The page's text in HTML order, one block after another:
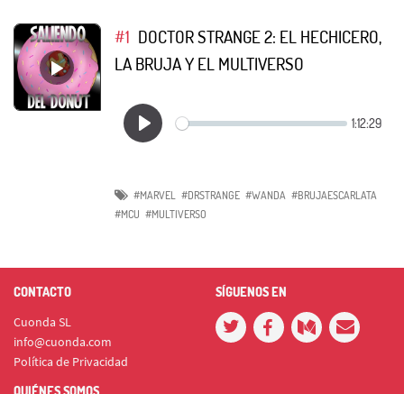
#1 DOCTOR STRANGE 2: EL HECHICERO,
LA BRUJA Y EL MULTIVERSO
#MARVEL #DRSTRANGE #WANDA #BRUJAESCARLATA
#MCU #MULTIVERSO
CONTACTO
Cuonda SL
info@cuonda.com
Política de Privacidad
SÍGUENOS EN
QUIÉNES SOMOS